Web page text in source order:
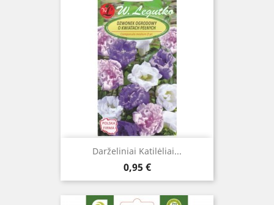
Darželiniai Katilėliai...
Kaina
0,95 €